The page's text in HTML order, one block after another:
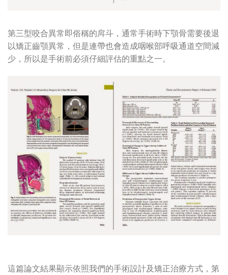
第三型咬合異常即俗稱的戽斗，通常手術時下顎骨需要後退
以矯正齒顎異常，但是連帶也會造成咽喉部呼吸通道空間減
少，所以是手術前必須仔細評估的重點之一。
這篇論文結果顯示依照我們的手術設計及矯正治療方式，第